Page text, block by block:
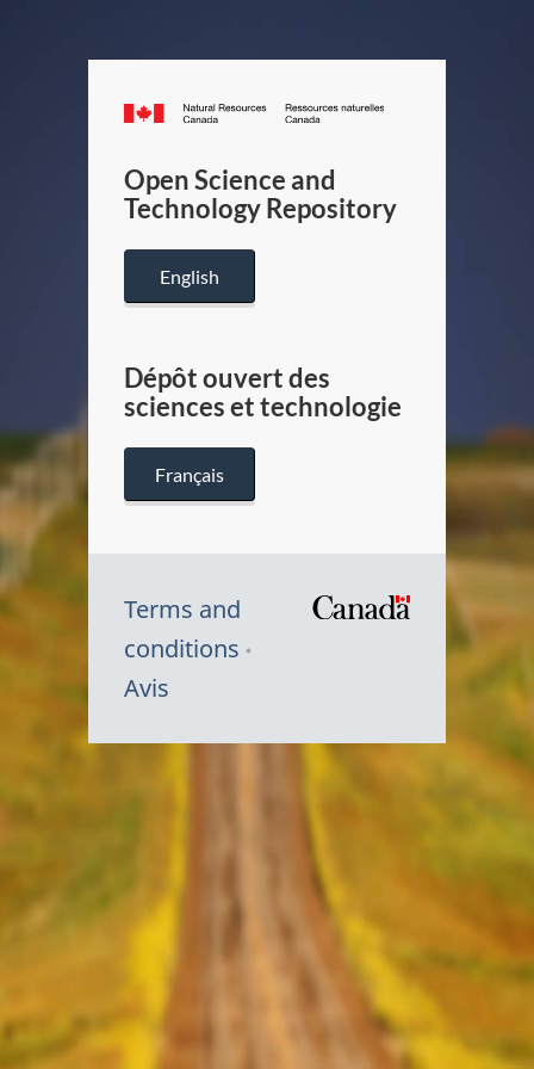
Canada.ca
/
Canada
Open Science and
Technology Repository
English
Dépôt ouvert des
sciences et technologie
Français
Terms and
conditions
Avis
Symbole
Canada